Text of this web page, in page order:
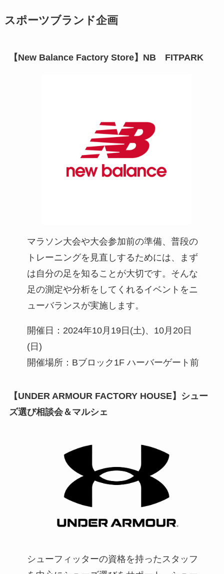
スポーツブランド企画
【New Balance Factory Store】NB FITPARK
マラソン大会や大会参加前の準備、普段の
トレーニングを見直しするためには、まず
は自分の足を知ることが大切です。そんな
足の測定や分析をしてくれるイベントをニ
ューバランスが実施します。
開催日：2024年10月19日(土)、10月20日
(日)
開催場所：Bブロック1F ハーバーゲート前
【UNDER ARMOUR FACTORY HOUSE】シュー
ズ選び相談会＆マルシェ
シューフィッターの資格を持ったスタッフ